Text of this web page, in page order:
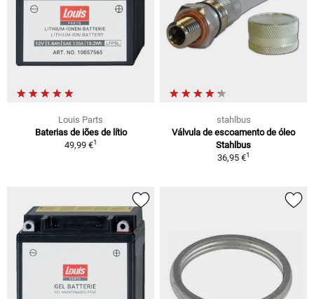
Louis Parts
Baterias de iões de lítio
49,99 €1
stahlbus
Válvula de escoamento de óleo
Stahlbus
36,95 €1